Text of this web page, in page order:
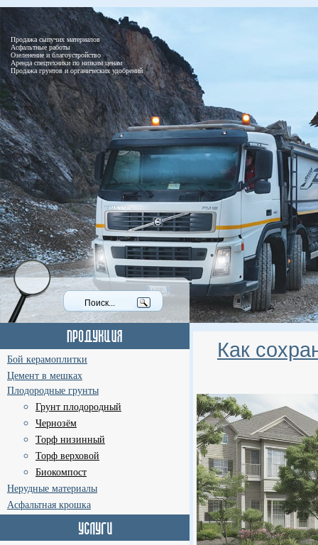
Продажа сыпучих материалов
Асфальтные работы
Озеленение и благоустройство
Аренда спецтехники по низким ценам
Продажа грунтов и органических удобрений
Бой керамоплитки
Цемент в мешках
Плодородные грунты
Грунт плодородный
Чернозём
Торф низинный
Торф верховой
Биокомпост
Нерудные материалы
Асфальтная крошка
Как